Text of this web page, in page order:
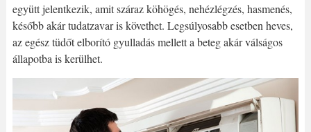
együtt jelentkezik, amit száraz köhögés, nehézlégzés, hasmenés,
később akár tudatzavar is követhet. Legsúlyosabb esetben heves,
az egész tüdőt elborító gyulladás mellett a beteg akár válságos
állapotba is kerülhet.